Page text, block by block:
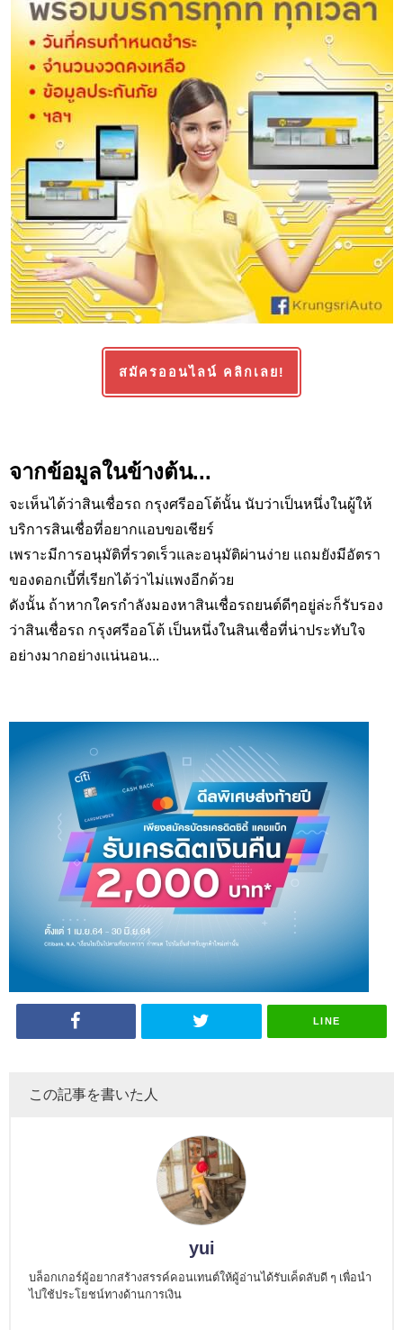
สมัครออนไลน์ คลิกเลย!
จากข้อมูลในข้างต้น...
จะเห็นได้ว่าสินเชื่อรถ กรุงศรีออโต้นั้น นับว่าเป็นหนึ่งในผู้ให้
บริการสินเชื่อที่อยากแอบขอเชียร์
เพราะมีการอนุมัติที่รวดเร็วและอนุมัติผ่านง่าย แถมยังมีอัตรา
ของดอกเบี้ที่เรียกได้ว่าไม่แพงอีกด้วย
ดังนั้น ถ้าหากใครกำลังมองหาสินเชื่อรถยนต์ดีๆอยู่ล่ะก็รับรอง
ว่าสินเชื่อรถ กรุงศรีออโต้ เป็นหนึ่งในสินเชื่อที่น่าประทับใจ
อย่างมากอย่างแน่นอน...
LINE
この記事を書いた人
yui
บล็อกเกอร์ผู้อยากสร้างสรรค์คอนเทนต์ให้ผู้อ่านได้รับเค็ดลับดี ๆ เพื่อนำ
ไปใช้ประโยชน์ทางด้านการเงิน